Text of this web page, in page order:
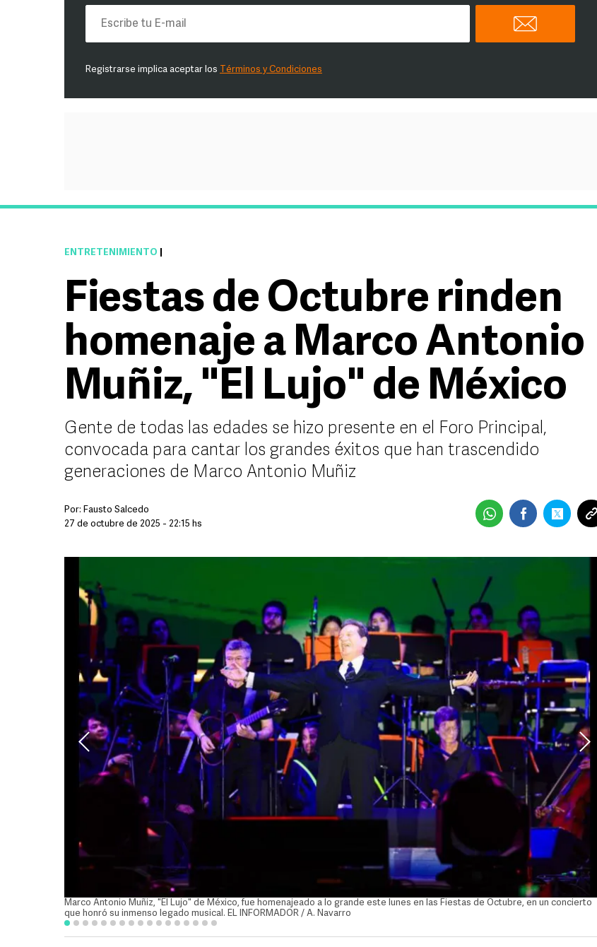
Registrarse implica aceptar los Términos y Condiciones
ENTRETENIMIENTO
Fiestas de Octubre rinden
homenaje a Marco Antonio
Muñiz, "El Lujo" de México
Gente de todas las edades se hizo presente en el Foro Principal,
convocada para cantar los grandes éxitos que han trascendido
generaciones de Marco Antonio Muñiz
Por: Fausto Salcedo
27 de octubre de 2025 - 22:15 hs
Marco Antonio Muñiz, "El Lujo" de México, fue homenajeado a lo grande este lunes en las Fiestas de Octubre, en un concierto
que honró su inmenso legado musical. EL INFORMADOR / A. Navarro